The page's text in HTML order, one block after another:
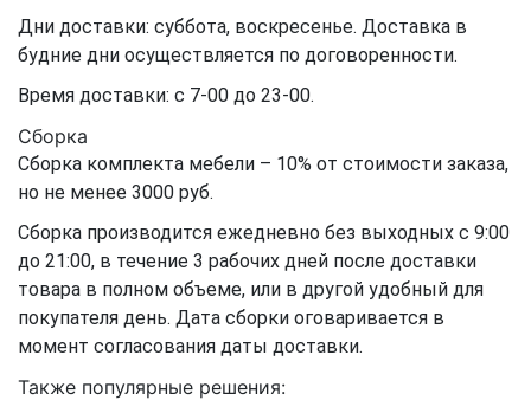
Дни доставки: суббота, воскресенье. Доставка в
будние дни осуществляется по договоренности.
Время доставки: с 7-00 до 23-00.
Сборка
Сборка комплекта мебели – 10% от стоимости заказа,
но не менее 3000 руб.
Сборка производится ежедневно без выходных с 9:00
до 21:00, в течение 3 рабочих дней после доставки
товара в полном объеме, или в другой удобный для
покупателя день. Дата сборки оговаривается в
момент согласования даты доставки.
Также популярные решения: